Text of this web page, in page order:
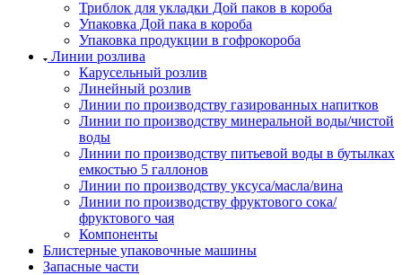
Триблок для укладки Дой паков в короба
Упаковка Дой пака в короба
Упаковка продукции в гофрокороба
Линии розлива
Карусельный розлив
Линейный розлив
Линии по производству газированных напитков
Линии по производству минеральной воды/чистой
воды
Линии по производству питьевой воды в бутылках
емкостью 5 галлонов
Линии по производству уксуса/масла/вина
Линии по производству фруктового сока/
фруктового чая
Компоненты
Блистерные упаковочные машины
Запасные части